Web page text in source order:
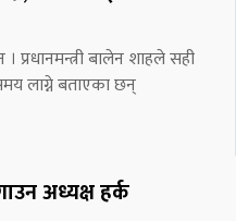
प्रधानमन्त्री बालेन शाहले सही
लाग्ने बताएका छन्
अध्यक्ष हर्क